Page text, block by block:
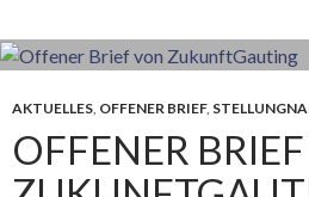
AKTUELLES, OFFENER BRIEF,
OFFENER